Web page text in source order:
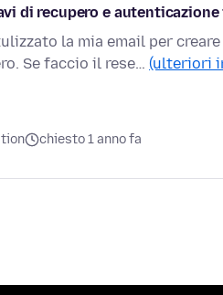
di recupero e
la mia email per
Se faccio il rese… (ulteriori
chiesto 1 anno fa